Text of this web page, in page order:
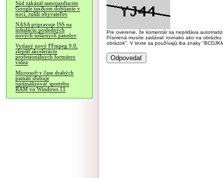
Súd zakázal samojazdiacim
Google taxíkom dobíjanie v
noci, rušili obyvateľov
NASA pripravuje ISS na
inštaláciu posledných
nových solárnych panelov
Vydaný nový FFmpeg 9.0,
zlepšil akceleráciu
profesionálnych formátov
videa
Microsoft v čase drahých
pamätí sľubuje
optimalizovať spotrebu
RAM vo Windows 11
Pre overenie, že komentár sa nepridáva
Písmená musíte zadávať rovnako ako na
obrázok". V texte sa používajú iba znaky